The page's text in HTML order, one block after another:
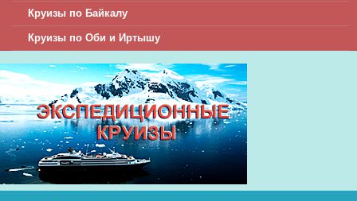
Круизы по Байкалу
Круизы по Оби и Иртышу